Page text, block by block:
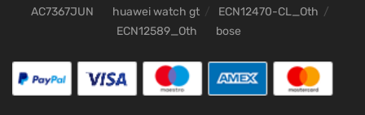
AC7367JUN
huawei watch gt
ECN12470-CL_Oth
ECN12589_Oth
bose